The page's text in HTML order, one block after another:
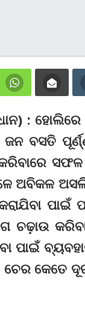
:
ଜନ ବସତି
ସଫଳ
ଅବିକଳ
ଚଢ଼ାଉ
ପାଇଁ
କେତେ